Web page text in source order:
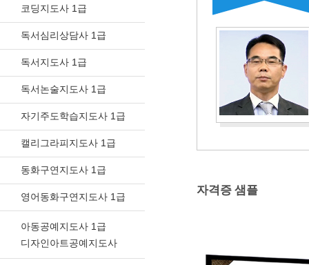
코딩지도사 1급
독서심리상담사 1급
독서지도사 1급
독서논술지도사 1급
자기주도학습지도사 1급
캘리그라피지도사 1급
동화구연지도사 1급
영어동화구연지도사 1급
아동공예지도사 1급
디자인아트공예지도사
자격증 샘플